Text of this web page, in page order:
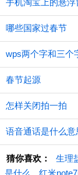
手机淘宝上的悬浮
哪些国家过春节
wps两个字和三个
春节起源
怎样关闭拍一拍
语音通话是什么意
猜你喜欢： 生理
是什么
红米